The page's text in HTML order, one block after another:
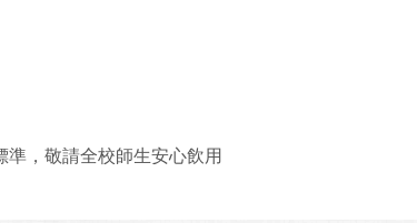
，敬請全校師生安心飲用